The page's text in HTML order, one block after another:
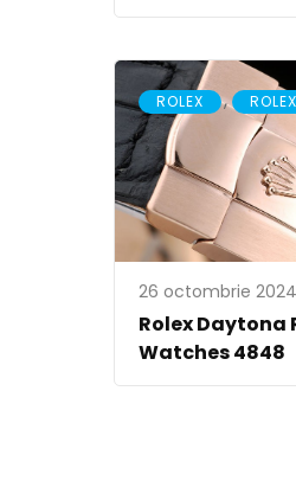
ROLEX ,
26 octombrie 2024
Rolex Daytona
Watches 4848